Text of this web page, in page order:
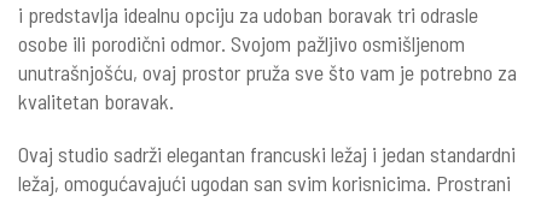
i predstavlja idealnu opciju za udoban boravak tri odrasle
osobe ili porodični odmor. Svojom pažljivo osmišljenom
unutrašnjošću, ovaj prostor pruža sve što vam je potrebno za
kvalitetan boravak.
Ovaj studio sadrži elegantan francuski ležaj i jedan standardni
ležaj, omogućavajući ugodan san svim korisnicima. Prostrani